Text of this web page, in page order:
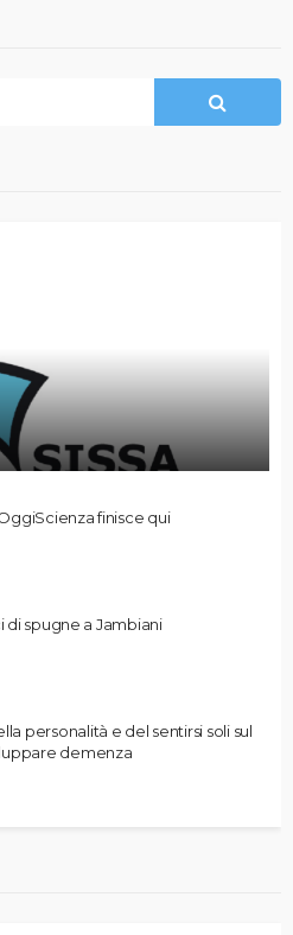
finisce qui
di spugne a Jambiani
personalità e del sentirsi soli sul
demenza